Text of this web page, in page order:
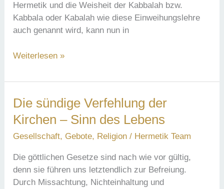
Hermetik und die Weisheit der Kabbalah bzw.
Kabbala oder Kabalah wie diese Einweihungslehre
auch genannt wird, kann nun in
Elias
Die
Mysterienschule
Weiterlesen »
Die sündige Verfehlung der
Kirchen – Sinn des Lebens
Gesellschaft, Gebote, Religion / Hermetik Team
Die göttlichen Gesetze sind nach wie vor gültig,
denn sie führen uns letztendlich zur Befreiung.
Durch Missachtung, Nichteinhaltung und